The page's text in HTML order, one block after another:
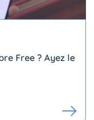
Free ? Ayez le